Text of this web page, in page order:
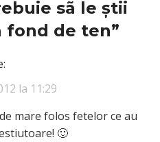
sã le ştii
fond de ten”
la 11:29
mare folos fetelor ce au
🙂